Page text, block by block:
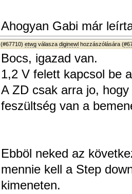
Ahogyan Gabi már
(#67710) etwg válasza diginewl hozzászólására (
Bocs, igazad van.
1,2 V felett kapcsol be
A ZD csak arra jo,
feszültség van a
Ebböl neked az
mennie kell a Step
kimeneten.